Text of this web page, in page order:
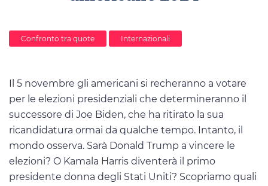
Confronto tra quote Internazionali
Il 5 novembre gli americani si recheranno a votare
per le elezioni presidenziali che determineranno il
successore di Joe Biden, che ha ritirato la sua
ricandidatura ormai da qualche tempo. Intanto, il
mondo osserva. Sarà Donald Trump a vincere le
elezioni? O Kamala Harris diventerà il primo
presidente donna degli Stati Uniti? Scopriamo quali